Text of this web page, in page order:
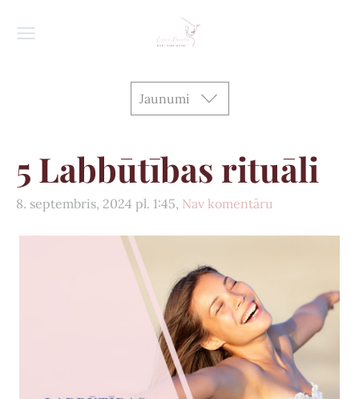
Jaunumi
5 Labbūtības rituāli
8. septembris, 2024 pl. 1:45, Nav komentāru